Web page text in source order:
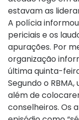
estavam as
A polícia
periciais e os
apurações. Por
organização
última quinta-
Segundo o
além de
conselheiros. Os